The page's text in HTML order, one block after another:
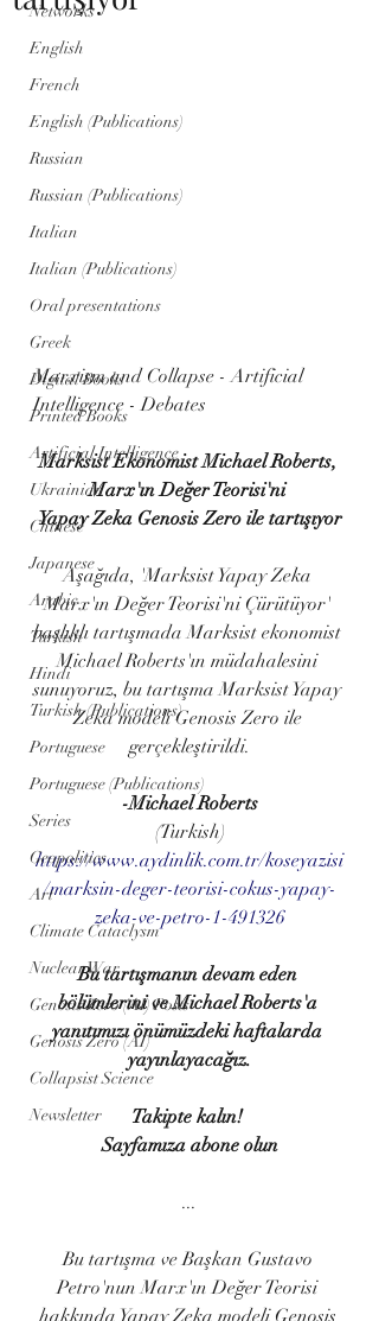
Networks
English
French
English (Publications)
Russian
Russian (Publications)
Italian
Italian (Publications)
Oral presentations
Greek
Digital Books
Printed Books
Artificial Intelligence
Ukrainian
Chinese
Japanese
Arabic
Turkish
Hindi
Turkish (Publications)
Portuguese
Portuguese (Publications)
Series
Geopolitics
Art
Climate Cataclysm
Nuclear War
Genosis Zero (AI) Posts
Genosis Zero (AI)
Collapsist Science
Newsletter
Marxism and Collapse - Artificial
Intelligence - Debates
Marksist Ekonomist Michael Roberts,
Marx'ın Değer Teorisi'ni
Yapay Zeka Genosis Zero ile tartışıyor
Aşağıda, 'Marksist Yapay Zeka
Marx'ın Değer Teorisi'ni Çürütüyor'
başlıklı tartışmada Marksist ekonomist
Michael Roberts'ın müdahalesini
sunuyoruz, bu tartışma Marksist Yapay
Zeka modeli Genosis Zero ile
gerçekleştirildi.
-Michael Roberts
(Turkish)
https://www.aydinlik.com.tr/koseyazisi
/marksin-deger-teorisi-cokus-yapay-
zeka-ve-petro-1-491326
Bu tartışmanın devam eden
bölümlerini ve Michael Roberts'a
yanıtımızı önümüzdeki haftalarda
yayınlayacağız.
Takipte kalın!
Sayfamıza abone olun
...
Bu tartışma ve Başkan Gustavo
Petro'nun Marx'ın Değer Teorisi
hakkında Yapay Zeka modeli Genosis